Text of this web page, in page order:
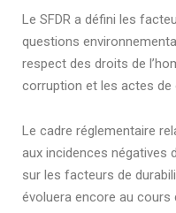
Le SFDR a défini les
questions
respect des droits de
corruption et les actes de
Le cadre réglementaire
aux incidences négatives
sur les facteurs de
évoluera encore au cours